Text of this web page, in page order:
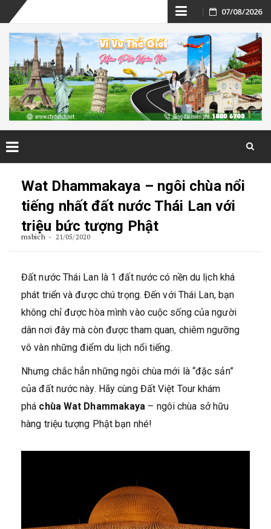
Skip
to
content
07/08/2026
Wat Dhammakaya – ngôi chùa nổi
tiếng nhất đất nước Thái Lan với
triệu bức tượng Phật
msbich 21/05/2020
Đất nước Thái Lan là 1 đất nước có nền du lịch khá
phát triển và được chú trọng. Đến với Thái Lan, bạn
không chỉ được hòa mình vào cuộc sống của người
dân nơi đây mà còn được tham quan, chiêm ngưỡng
vô vàn những điểm du lịch nổi tiếng.
Nhưng chắc hẳn những ngôi chùa mới là “đặc sản”
của đất nước này. Hãy cùng Đất Việt Tour khám
phá chùa Wat Dhammakaya – ngôi chùa sở hữu
hàng triệu tượng Phật bạn nhé!